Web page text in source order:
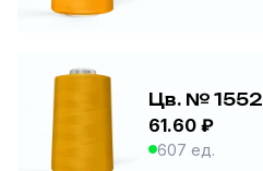
Цв. № 1552
61.60 ₽
607 ед.